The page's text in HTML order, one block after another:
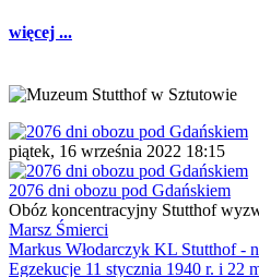
więcej ...
piątek, 16 września 2022 18:15
2076 dni obozu pod Gdańskiem
Obóz koncentracyjny Stutthof
Marsz Śmierci
Markus Włodarczyk KL Stutthof -
Egzekucje 11 stycznia 1940 r. i 22